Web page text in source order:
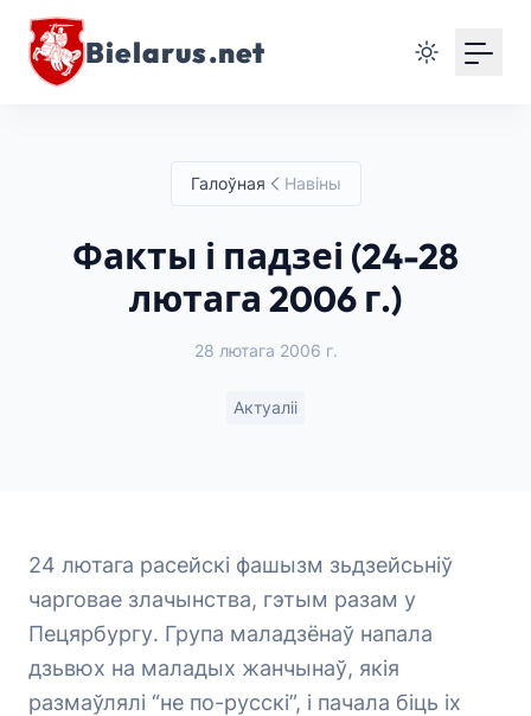
Bielarus.net
Галоўная Навіны
Факты і падзеі (24-28
лютага 2006 г.)
28 лютага 2006 г.
Актуаліі
24 лютага расейскі фашызм зьдзейсьніў
чарговае злачынства, гэтым разам у
Пецярбургу. Група маладзёнаў напала
дзьвюх на маладых жанчынаў, якія
размаўлялі “не по-русскі”, і пачала біць іх